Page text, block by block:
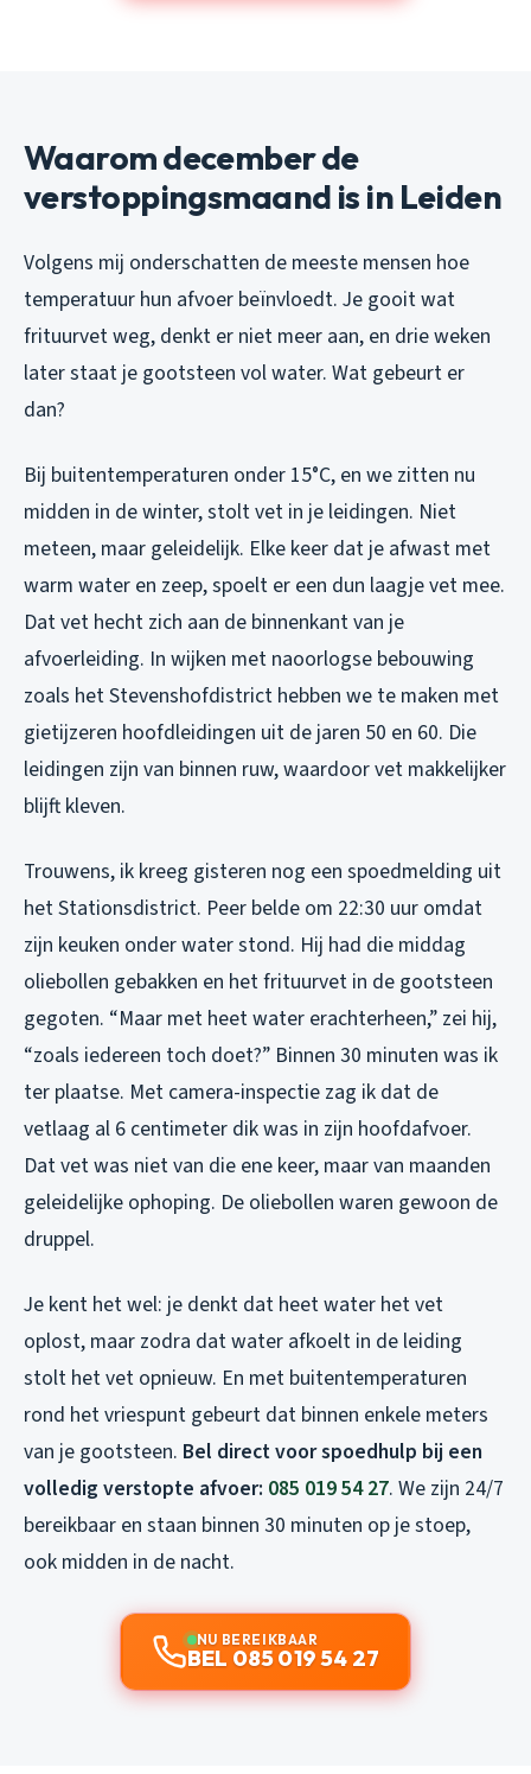
Waarom december de
verstoppingsmaand is in Leiden
Volgens mij onderschatten de meeste mensen hoe
temperatuur hun afvoer beïnvloedt. Je gooit wat
frituurvet weg, denkt er niet meer aan, en drie weken
later staat je gootsteen vol water. Wat gebeurt er
dan?
Bij buitentemperaturen onder 15°C, en we zitten nu
midden in de winter, stolt vet in je leidingen. Niet
meteen, maar geleidelijk. Elke keer dat je afwast met
warm water en zeep, spoelt er een dun laagje vet mee.
Dat vet hecht zich aan de binnenkant van je
afvoerleiding. In wijken met naoorlogse bebouwing
zoals het Stevenshofdistrict hebben we te maken met
gietijzeren hoofdleidingen uit de jaren 50 en 60. Die
leidingen zijn van binnen ruw, waardoor vet makkelijker
blijft kleven.
Trouwens, ik kreeg gisteren nog een spoedmelding uit
het Stationsdistrict. Peer belde om 22:30 uur omdat
zijn keuken onder water stond. Hij had die middag
oliebollen gebakken en het frituurvet in de gootsteen
gegoten. “Maar met heet water erachterheen,” zei hij,
“zoals iedereen toch doet?” Binnen 30 minuten was ik
ter plaatse. Met camera-inspectie zag ik dat de
vetlaag al 6 centimeter dik was in zijn hoofdafvoer.
Dat vet was niet van die ene keer, maar van maanden
geleidelijke ophoping. De oliebollen waren gewoon de
druppel.
Je kent het wel: je denkt dat heet water het vet
oplost, maar zodra dat water afkoelt in de leiding
stolt het vet opnieuw. En met buitentemperaturen
rond het vriespunt gebeurt dat binnen enkele meters
van je gootsteen. Bel direct voor spoedhulp bij een
volledig verstopte afvoer: 085 019 54 27. We zijn 24/7
bereikbaar en staan binnen 30 minuten op je stoep,
ook midden in de nacht.
NU BEREIKBAAR
BEL 085 019 54 27